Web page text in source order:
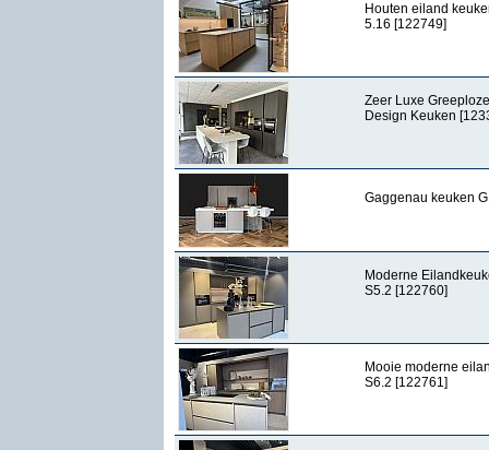
Houten eiland
5.16 [122749]
Zeer Luxe
Design Keuken
Gaggenau keuken
Moderne
S5.2 [122760]
Mooie moderne
S6.2 [122761]